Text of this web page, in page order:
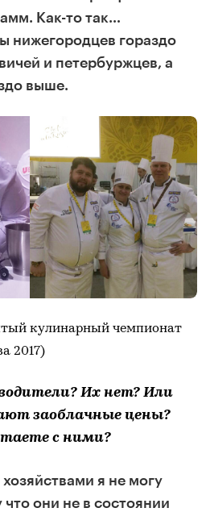
Как-то так…
нижегородцев гораздо
и петербуржцев, а
выше.
кулинарный чемпионат
2017)
Их нет? Или
заоблачные цены?
с ними?
я не могу
что они не в состоянии